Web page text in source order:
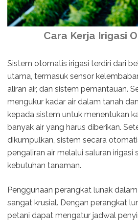
Cara Kerja Irigasi
Sistem otomatis irigasi terdiri dari
utama, termasuk sensor
aliran air, dan sistem pemantauan.
mengukur kadar air dalam tanah
kepada sistem untuk menentukan
banyak air yang harus diberikan.
dikumpulkan, sistem secara
pengaliran air melalui saluran irigasi
kebutuhan tanaman.
Penggunaan perangkat lunak
sangat krusial. Dengan perangkat
petani dapat mengatur jadwal